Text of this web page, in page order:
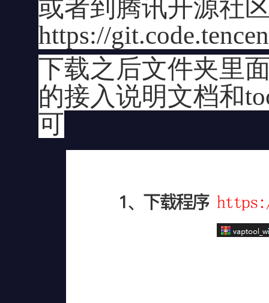
或者到腾讯开源社
https://
下载之后文件夹里
的接入说明文档和
可